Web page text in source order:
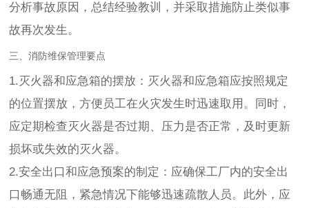
分析事故原因，总结经验教训，并采取措施防止类似事
故再次发生。
三、消防维保管理要点
1.灭火器和应急箱的摆放：灭火器和应急箱应按照规定
的位置摆放，方便员工在火灾发生时迅速取用。同时，
应定期检查灭火器是否过期、压力是否正常，及时更新
损坏或失效的灭火器。
2.安全出口和应急预案的制定：应确保工厂内的安全出
口畅通无阻，紧急情况下能够迅速疏散人员。此外，应